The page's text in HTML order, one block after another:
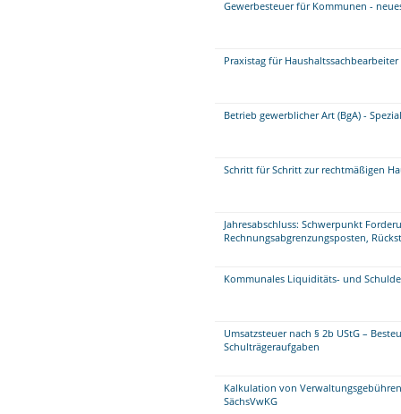
Gewerbesteuer für Kommunen -
Praxistag für
Betrieb gewerblicher Art (BgA) -
Schritt für Schritt zur rechtmäßigen
Jahresabschluss: Schwerpunkt
Rechnungsabgrenzungsposten,
Kommunales Liquiditäts- und
Umsatzsteuer nach § 2b UStG –
Schulträgeraufgaben
Kalkulation von
SächsVwKG